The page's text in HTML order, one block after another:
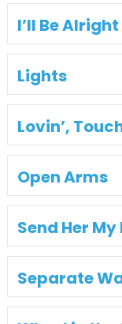
I’ll Be
Lights
Lovin’,
Open Arms
Send Her My
Separate